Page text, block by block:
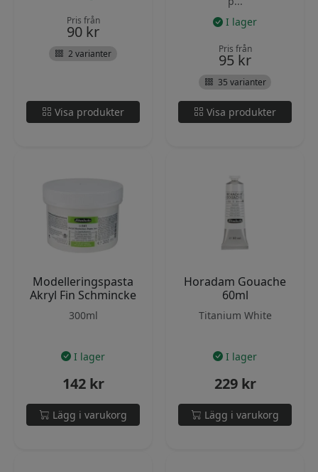
Pris från
90 kr
2 varianter
Visa produkter
I lager
Pris från
95 kr
35 varianter
Visa produkter
Modelleringspasta
Akryl Fin Schmincke
300ml
I lager
142 kr
Lägg i varukorg
Horadam Gouache
60ml
Titanium White
I lager
229 kr
Lägg i varukorg